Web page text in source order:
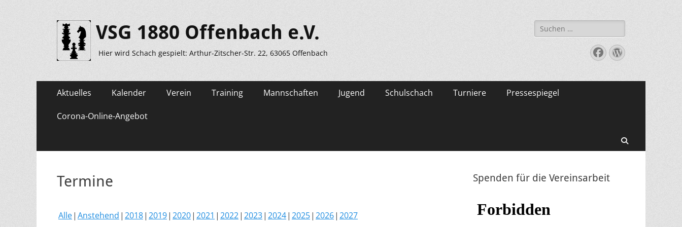
VSG 1880 Offenbach e.V.
Hier wird Schach gespielt: Arthur-Zitscher-Str. 22, 63065 Offenbach
Suche
nach:
Facebook
WordPress
Primäres
Zum
Inhalt
springen
Aktuelles Kalender Verein Training Mannschaften Jugend Schulschach Turniere Pressespiegel
Corona-Online-Angebot
Termine
Alle Anstehend 2018 2019 2020 2021 2022 2023 2024 2025 2026 2027
Spenden für die Vereinsarbeit